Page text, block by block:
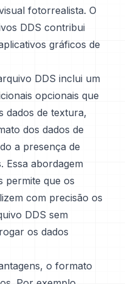
fotorrealista. O
DDS contribui
gráficos de
DDS inclui um
opcionais que
dados de textura,
dos dados de
a presença de
Essa abordagem
permite que os
com precisão os
DDS sem
os dados
o formato